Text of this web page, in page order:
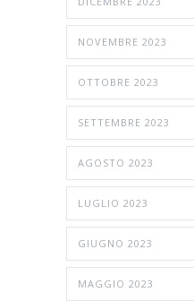
NOVEMBRE 2023
OTTOBRE 2023
SETTEMBRE 2023
AGOSTO 2023
LUGLIO 2023
GIUGNO 2023
MAGGIO 2023